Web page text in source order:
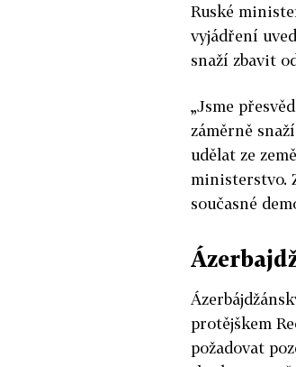
Ruské
vyjádření
snaží zbavit
„Jsme
záměrně
udělat ze
ministerstvo.
současné
protějškem
požadovat